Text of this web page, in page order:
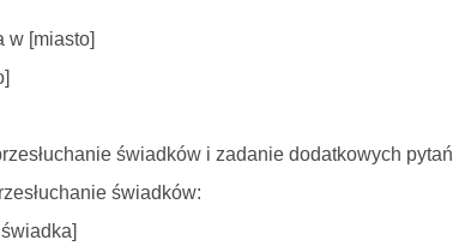
w [miasto]
świadków i zadanie dodatkowych pytań
świadków: